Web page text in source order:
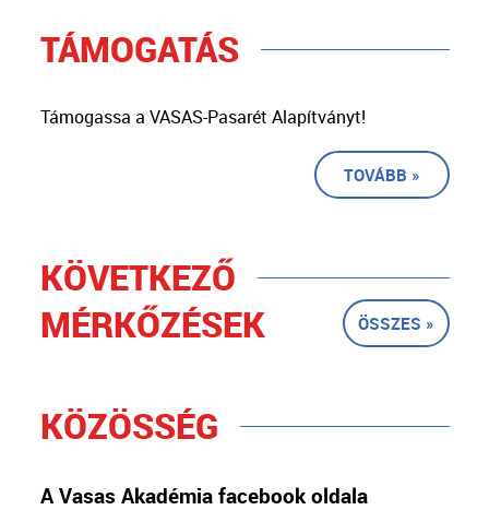
TÁMOGATÁS
Támogassa a VASAS-Pasarét Alapítványt!
TOVÁBB »
KÖVETKEZŐ
MÉRKŐZÉSEK
ÖSSZES »
KÖZÖSSÉG
A Vasas Akadémia facebook oldala